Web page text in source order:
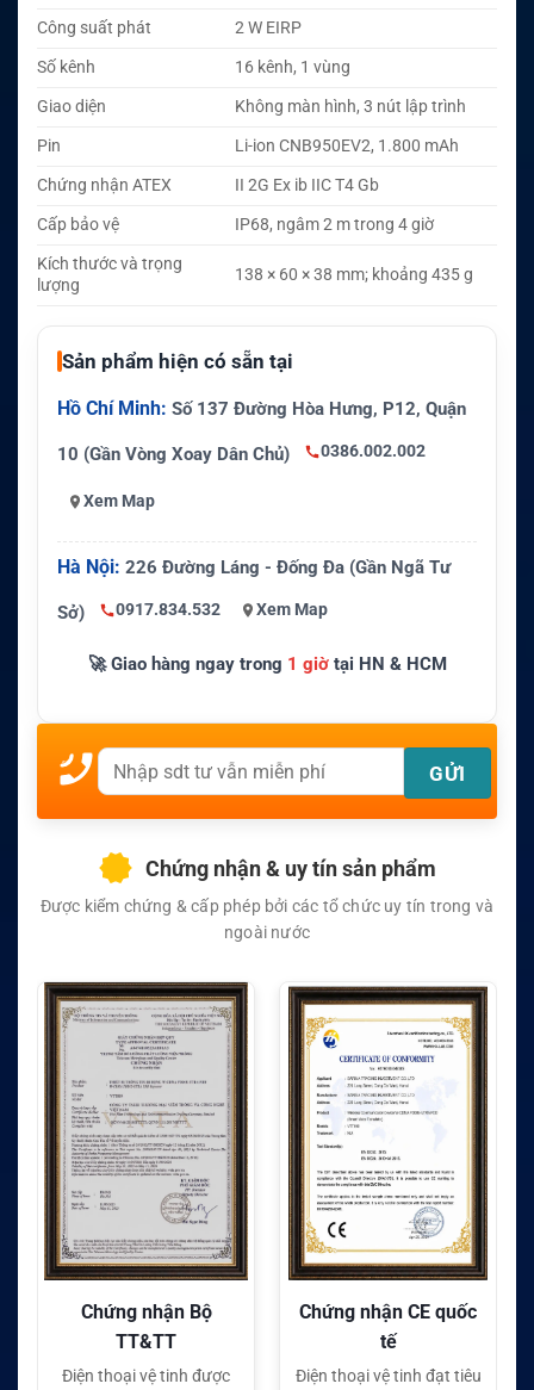
Công suất phát
2 W EIRP
Số kênh
16 kênh, 1 vùng
Giao diện
Không màn hình, 3 nút lập trình
Pin
Li-ion CNB950EV2, 1.800 mAh
Chứng nhận ATEX
II 2G Ex ib IIC T4 Gb
Cấp bảo vệ
IP68, ngâm 2 m trong 4 giờ
Kích thước và trọng
lượng
138 × 60 × 38 mm; khoảng 435 g
Sản phẩm hiện có sẵn tại
Hồ Chí Minh: Số 137 Đường Hòa Hưng, P12, Quận
10 (Gần Vòng Xoay Dân Chủ) 0386.002.002
Xem Map
Hà Nội: 226 Đường Láng - Đống Đa (Gần Ngã Tư
Sở) 0917.834.532 Xem Map
🚀 Giao hàng ngay trong 1 giờtại HN & HCM
Chứng nhận & uy tín sản phẩm
Được kiểm chứng & cấp phép bởi các tổ chức uy tín trong và
ngoài nước
Chứng nhận CE quốc
tế
Điện thoại vệ tinh đạt tiêu
Chứng nhận FC quốc
tế
Điện thoại vệ tinh đạt tiêu